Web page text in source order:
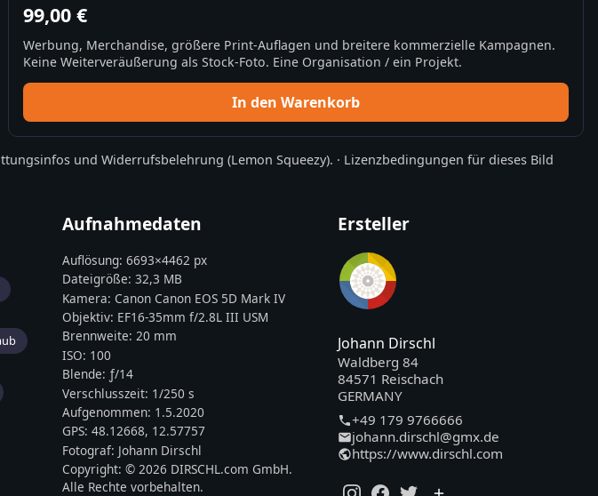
99,00 €
Werbung, Merchandise, größere Print-Auflagen und breitere kommerzielle Kampagnen.
Keine Weiterveräußerung als Stock-Foto. Eine Organisation / ein Projekt.
In den Warenkorb
und Widerrufsbelehrung (Lemon Squeezy). · Lizenzbedingungen für dieses Bild
Aufnahmedaten
Auflösung:6693×4462 px
Dateigröße:32,3 MB
Kamera:Canon Canon EOS 5D Mark IV
Objektiv: EF16-35mm f/2.8L III USM
Brennweite:20 mm
ISO: 100
Blende: ƒ/14
Verschlusszeit: 1/250 s
Aufgenommen: 1.5.2020
GPS:48.12668, 12.57757
Fotograf: Johann Dirschl
Copyright:© 2026 DIRSCHL.com GmbH.
Alle Rechte vorbehalten.
Ersteller
Johann Dirschl
Waldberg 84
84571 Reischach
GERMANY
+49 179 9766666
johann.dirschl@gmx.de
https://www.dirschl.com